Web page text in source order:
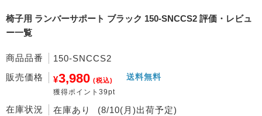
椅子用 ランバーサポート ブラック 150-SNCCS2 評価・レビュ
ー一覧
商品品番
150-SNCCS2
販売価格
¥3,980 (税込)
獲得ポイント39pt
送料無料
在庫状況 在庫あり (8/10(月)出荷予定)